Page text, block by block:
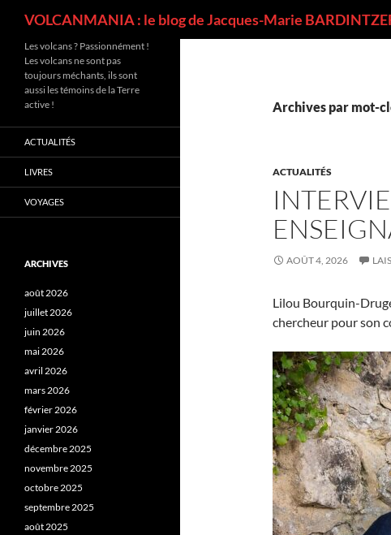
VOLCANMANIA : le blog de Jacques-Marie
Archives par mot-
ACTUALITÉS
AOÛT 4, 2026
Lilou Bourquin-
chercheur pour son
Les volcans ? Passionnément !
Les volcans ne sont pas
toujours méchants, ils sont
aussi les témoins de la Terre
active !
ACTUALITÉS
LIVRES
VOYAGES
ARCHIVES
août 2026
juillet 2026
juin 2026
mai 2026
avril 2026
mars 2026
février 2026
janvier 2026
décembre 2025
novembre 2025
octobre 2025
septembre 2025
août 2025